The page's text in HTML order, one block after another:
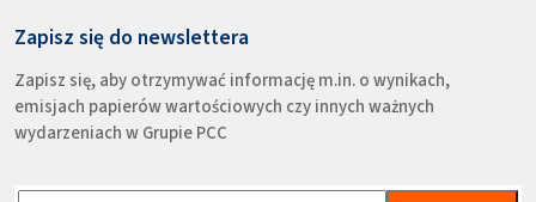
Zapisz się do newslettera
Zapisz się, aby otrzymywać informację m.in. o wynikach,
emisjach papierów wartościowych czy innych ważnych
wydarzeniach w Grupie PCC